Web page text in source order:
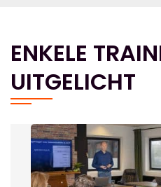
ENKELE
UITGELICHT